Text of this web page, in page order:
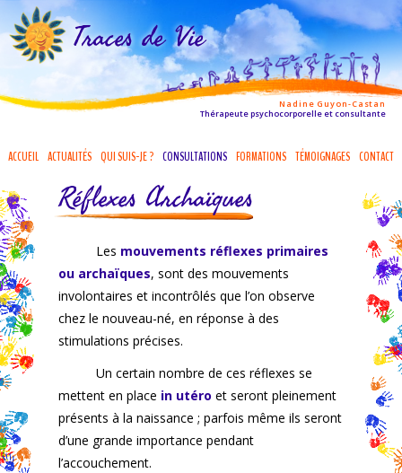
Traces de Vie
Nadine Guyon-Castan
Thérapeute psychocorporelle et consultante
ACCUEIL ACTUALITÉS QUI SUIS-JE ? CONSULTATIONS FORMATIONS TÉMOIGNAGES CONTACT
Réflexes Archaïques
Les mouvements réflexes primaires
ou archaïques, sont des mouvements
involontaires et incontrôlés que l’on observe
chez le nouveau-né, en réponse à des
stimulations précises.
Un certain nombre de ces réflexes se
mettent en place in utéro et seront pleinement
présents à la naissance ; parfois même ils seront
d’une grande importance pendant
l’accouchement.